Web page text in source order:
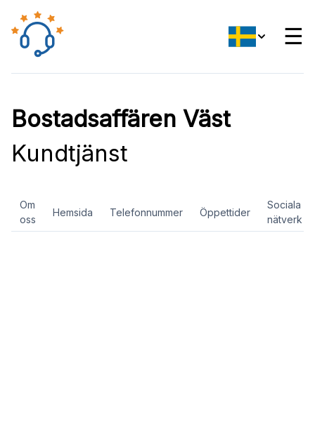
☰
Bostadsaffären Väst
Kundtjänst
Om
oss
Hemsida Telefonnummer Öppettider
Sociala
nätverk